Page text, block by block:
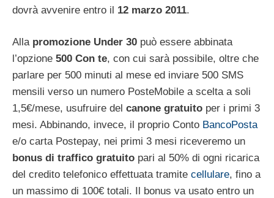
dovrà avvenire entro il 12 marzo 2011.
Alla promozione Under 30 può essere abbinata
l’opzione 500 Con te, con cui sarà possibile, oltre che
parlare per 500 minuti al mese ed inviare 500 SMS
mensili verso un numero PosteMobile a scelta a soli
1,5€/mese, usufruire del canone gratuito per i primi 3
mesi. Abbinando, invece, il proprio Conto BancoPosta
e/o carta Postepay, nei primi 3 mesi riceveremo un
bonus di traffico gratuito pari al 50% di ogni ricarica
del credito telefonico effettuata tramite cellulare, fino a
un massimo di 100€ totali. Il bonus va usato entro un